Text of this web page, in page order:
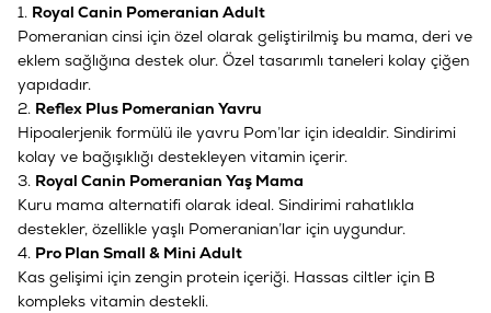
1. Royal Canin Pomeranian Adult
Pomeranian cinsi için özel olarak geliştirilmiş bu mama, deri ve
eklem sağlığına destek olur. Özel tasarımlı taneleri kolay çiğen
yapıdadır.
2. Reflex Plus Pomeranian Yavru
Hipoalerjenik formülü ile yavru Pom’lar için idealdir. Sindirimi
kolay ve bağışıklığı destekleyen vitamin içerir.
3. Royal Canin Pomeranian Yaş Mama
Kuru mama alternatifi olarak ideal. Sindirimi rahatlıkla
destekler, özellikle yaşlı Pomeranian’lar için uygundur.
4. Pro Plan Small & Mini Adult
Kas gelişimi için zengin protein içeriği. Hassas ciltler için B
kompleks vitamin destekli.